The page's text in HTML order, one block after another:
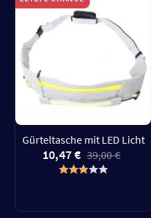
Gürteltasche mit LED Licht
10,47 € 39,00 €